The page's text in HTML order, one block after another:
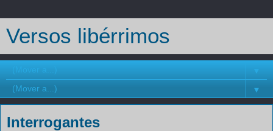
Versos libérrimos
▼
▼
Interrogantes